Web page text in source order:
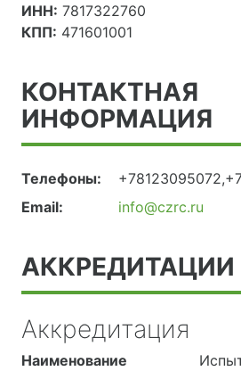
ИНН: 7817322760
КПП: 471601001
КОНТАКТНАЯ
ИНФОРМАЦИЯ
Телефоны:
Email:
info@czrc.ru
АККРЕДИТАЦИИ
Аккредитация
Наименование